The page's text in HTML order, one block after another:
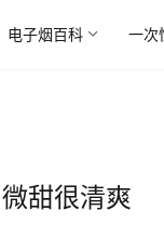
电子烟百科 一次
甜很清爽